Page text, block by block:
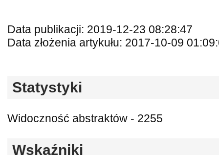
Data publikacji: 2019-12-23 08:28:47
Data złożenia artykułu: 2017-10-09
Statystyki
Widoczność abstraktów - 2255
Wskaźniki